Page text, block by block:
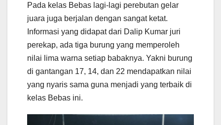
Pada kelas Bebas lagi-lagi perebutan gelar
juara juga berjalan dengan sangat ketat.
Informasi yang didapat dari Dalip Kumar juri
perekap, ada tiga burung yang memperoleh
nilai lima warna setiap babaknya. Yakni burung
di gantangan 17, 14, dan 22 mendapatkan nilai
yang nyaris sama guna menjadi yang terbaik di
kelas Bebas ini.